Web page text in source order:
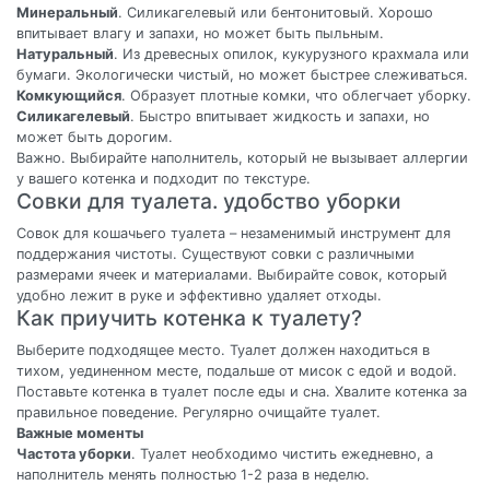
Минеральный. Силикагелевый или бентонитовый. Хорошо
впитывает влагу и запахи, но может быть пыльным.
Натуральный. Из древесных опилок, кукурузного крахмала или
бумаги. Экологически чистый, но может быстрее слеживаться.
Комкующийся. Образует плотные комки, что облегчает уборку.
Силикагелевый. Быстро впитывает жидкость и запахи, но
может быть дорогим.
Важно. Выбирайте наполнитель, который не вызывает аллергии
у вашего котенка и подходит по текстуре.
Совки для туалета. удобство уборки
Совок для кошачьего туалета – незаменимый инструмент для
поддержания чистоты. Существуют совки с различными
размерами ячеек и материалами. Выбирайте совок, который
удобно лежит в руке и эффективно удаляет отходы.
Как приучить котенка к туалету?
Выберите подходящее место. Туалет должен находиться в
тихом, уединенном месте, подальше от мисок с едой и водой.
Поставьте котенка в туалет после еды и сна. Хвалите котенка за
правильное поведение. Регулярно очищайте туалет.
Важные моменты
Частота уборки. Туалет необходимо чистить ежедневно, а
наполнитель менять полностью 1-2 раза в неделю.